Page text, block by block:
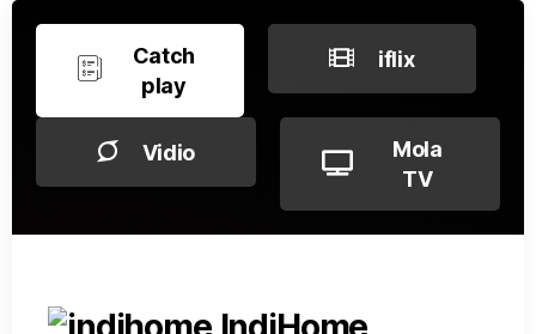
Catch
play
iflix
Vidio
Mola
TV